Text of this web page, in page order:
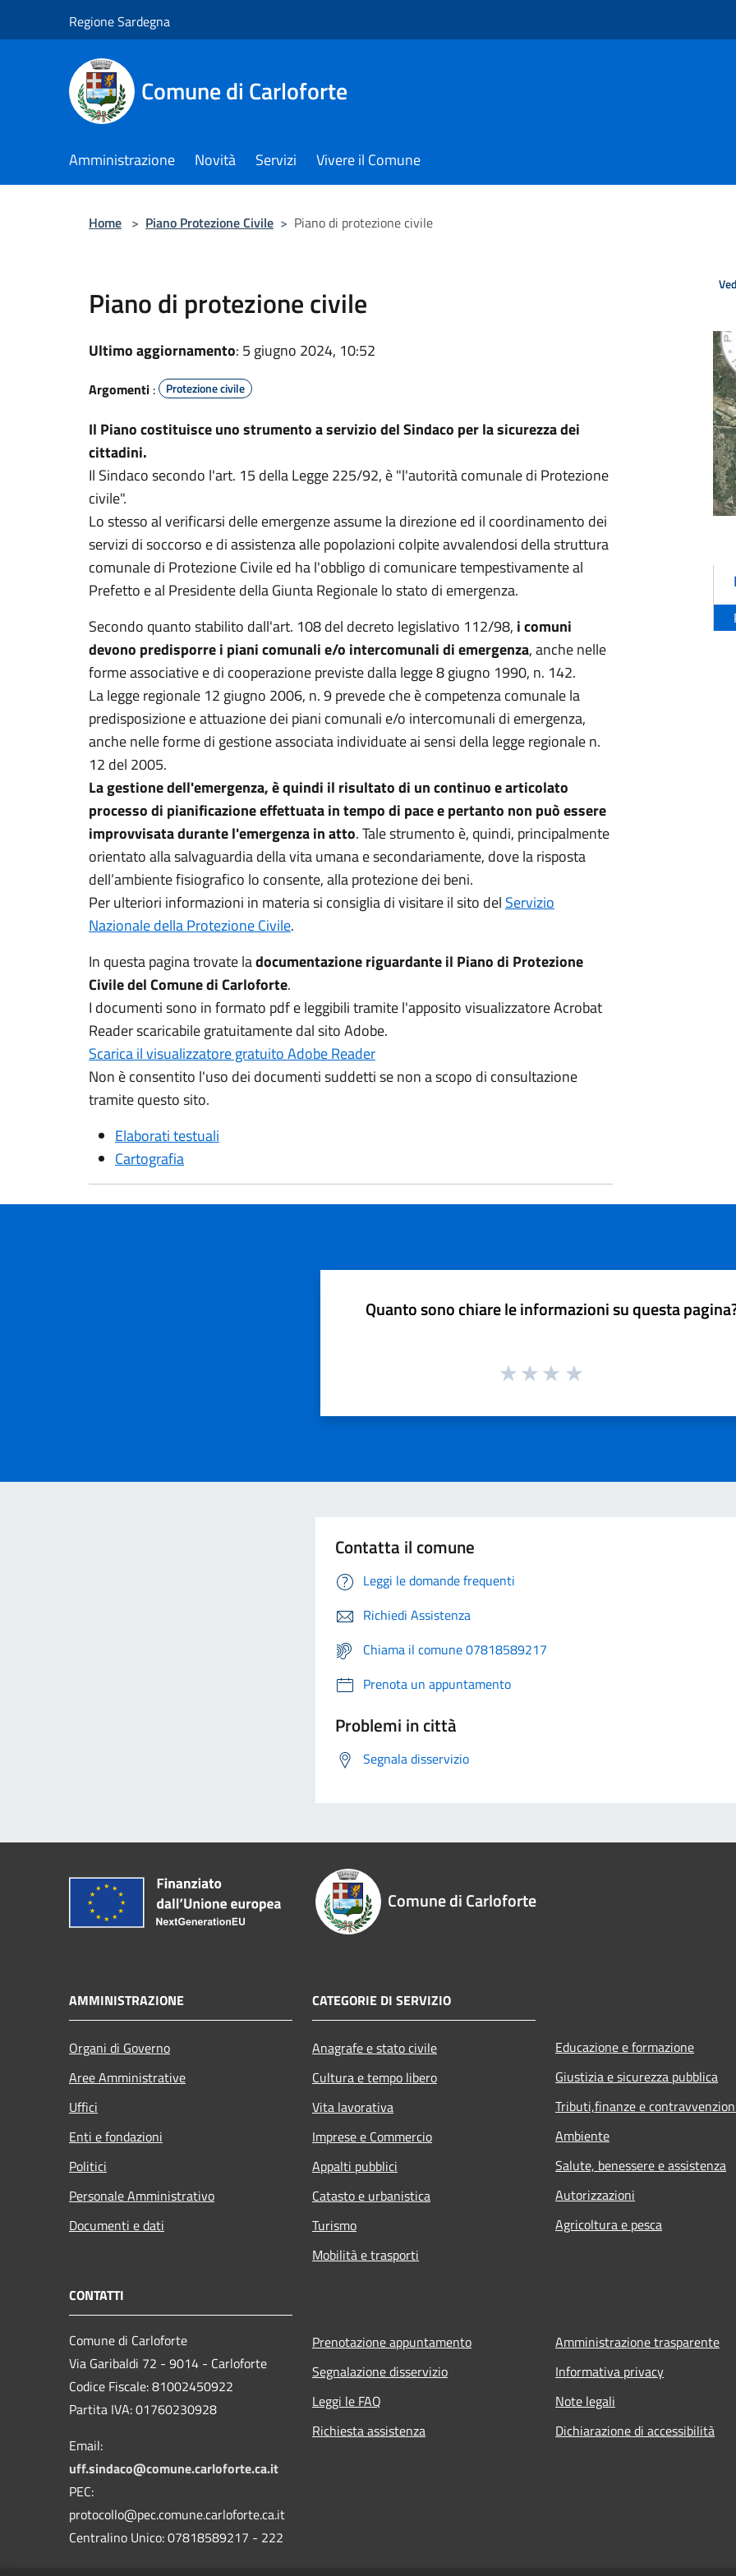
Regione Sardegna
Comune di Carloforte
Amministrazione Novità Servizi Vivere il Comune
Home > Piano Protezione Civile > Piano di protezione civile
Piano di protezione civile
Ultimo aggiornamento: 5 giugno 2024, 10:52
Argomenti : Protezione civile
Il Piano costituisce uno strumento a servizio del Sindaco per la sicurezza dei
cittadini.
Il Sindaco secondo l'art. 15 della Legge 225/92, è "l'autorità comunale di Protezione
civile".
Lo stesso al verificarsi delle emergenze assume la direzione ed il coordinamento dei
servizi di soccorso e di assistenza alle popolazioni colpite avvalendosi della struttura
comunale di Protezione Civile ed ha l'obbligo di comunicare tempestivamente al
Prefetto e al Presidente della Giunta Regionale lo stato di emergenza.
Secondo quanto stabilito dall'art. 108 del decreto legislativo 112/98, i comuni
devono predisporre i piani comunali e/o intercomunali di emergenza, anche nelle
forme associative e di cooperazione previste dalla legge 8 giugno 1990, n. 142.
La legge regionale 12 giugno 2006, n. 9 prevede che è competenza comunale la
predisposizione e attuazione dei piani comunali e/o intercomunali di emergenza,
anche nelle forme di gestione associata individuate ai sensi della legge regionale n.
12 del 2005.
La gestione dell'emergenza, è quindi il risultato di un continuo e articolato
processo di pianificazione effettuata in tempo di pace e pertanto non può essere
improvvisata durante l'emergenza in atto. Tale strumento è, quindi, principalmente
orientato alla salvaguardia della vita umana e secondariamente, dove la risposta
dell’ambiente fisiografico lo consente, alla protezione dei beni.
Per ulteriori informazioni in materia si consiglia di visitare il sito del Servizio
Nazionale della Protezione Civile.
In questa pagina trovate ladocumentazione riguardante il Piano di Protezione
Civile del Comune di Carloforte.
I documenti sono in formato pdf e leggibili tramite l'apposito visualizzatore Acrobat
Reader scaricabile gratuitamente dal sito Adobe.
Scarica il visualizzatore gratuito Adobe Reader
Non è consentito l'uso dei documenti suddetti se non a scopo di consultazione
tramite questo sito.
Elaborati testuali
Cartografia
Quanto sono chiare le informazioni su questa
Contatta il comune
Leggi le domande frequenti
Richiedi Assistenza
Chiama il comune 07818589217
Prenota un appuntamento
Problemi in città
Segnala disservizio
Comune di Carloforte
AMMINISTRAZIONE
Organi di Governo
Aree Amministrative
Uffici
Enti e fondazioni
Politici
Personale Amministrativo
Documenti e dati
CATEGORIE DI SERVIZIO
Anagrafe e stato civile
Cultura e tempo libero
Vita lavorativa
Imprese e Commercio
Appalti pubblici
Catasto e urbanistica
Turismo
Mobilità e trasporti
Educazione e formazione
Giustizia e sicurezza pubblica
Tributi,finanze e
Ambiente
Salute, benessere e assistenza
Autorizzazioni
Agricoltura e pesca
CONTATTI
Comune di Carloforte
Via Garibaldi 72 - 9014 - Carloforte
Codice Fiscale: 81002450922
Partita IVA: 01760230928
Email:
uff.sindaco@comune.carloforte.ca.it
PEC:
protocollo@pec.comune.carloforte.ca.it
Centralino Unico: 07818589217 - 222
Prenotazione appuntamento
Segnalazione disservizio
Leggi le FAQ
Richiesta assistenza
Amministrazione trasparente
Informativa privacy
Note legali
Dichiarazione di accessibilità